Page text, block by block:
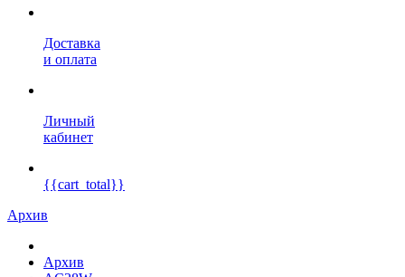
Доставка
и оплата
Личный
кабинет
{{cart_total}}
Архив
Архив